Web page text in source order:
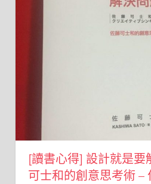
[讀書心得] 設計就是要
可士和的創意思考術 –